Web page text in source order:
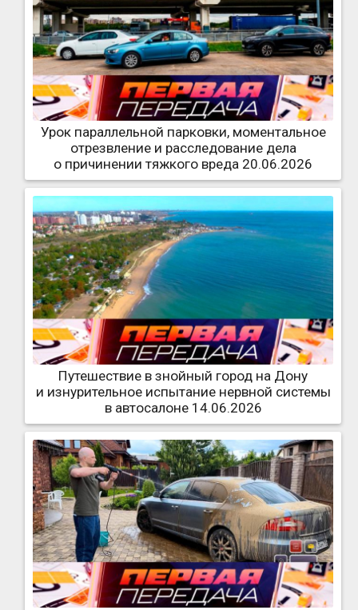
Урок параллельной парковки, моментальное
отрезвление и расследование дела
о причинении тяжкого вреда 20.06.2026
Путешествие в знойный город на Дону
и изнурительное испытание нервной системы
в автосалоне 14.06.2026